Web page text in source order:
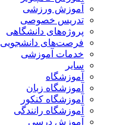
آموزش ورزشی
تدریس خصوصی
پروژه‌های دانشگاهی
فرصت‌های دانشجویی
خدمات آموزشی
سایر
آموزشگاه
آموزشگاه زبان
آموزشگاه کنکور
آموزشگاه رانندگی
آموزش درسی